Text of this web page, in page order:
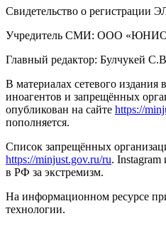
Свидетельство о регистрации
Учредитель СМИ: ООО
Главный редактор: Булчукей
В материалах сетевого
иноагентов и запрещённых
опубликован на сайте https://
пополняется.
Список запрещённых
https://minjust.gov.ru/ru.
в РФ за экстремизм.
На информационном ресурсе
технологии.